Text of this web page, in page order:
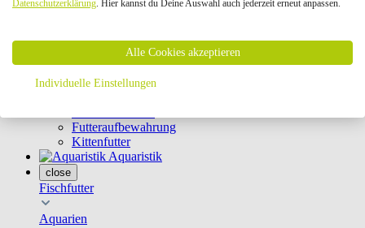
Geschirre & Leinen
Schutznetze
Kippfensterschutz
Katzenkameras
Futternäpfe
Futteraufbewahrung
Kittenfutter
Aquaristik
close
Fischfutter
Aquarien
Datenschutzerklärung. Hier kannst du Deine Auswahl auch jederzeit erneut anpassen.
Alle Cookies akzeptieren
Individuelle Einstellungen